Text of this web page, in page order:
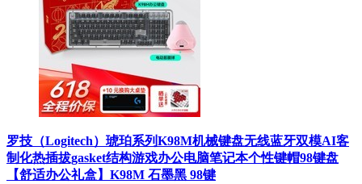
罗技（Logitech）琥珀系列K98M机械键盘无线蓝牙双模AI客
制化热插拔gasket结构游戏办公电脑笔记本个性键帽98键盘
【舒适办公礼盒】K98M 石墨黑 98键